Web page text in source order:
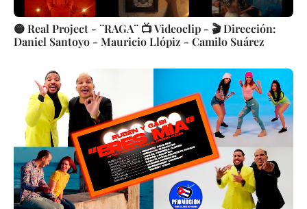
🟡 Real Project - ¨RAGA¨ 📺 Videoclip - 🎬 Dirección:
Daniel Santoyo - Mauricio Llópiz - Camilo Suárez